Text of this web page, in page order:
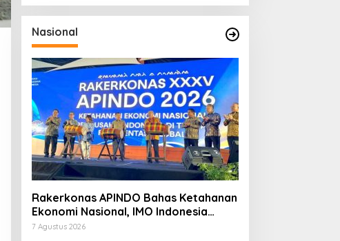
Nasional
Rakerkonas APINDO Bahas Ketahanan
Ekonomi Nasional, IMO Indonesia
Soroti Pentingnya Kolaborasi Lintas
7 Agustus 2026